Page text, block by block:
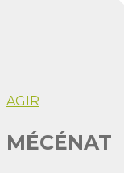
AGIR
MÉCÉNAT